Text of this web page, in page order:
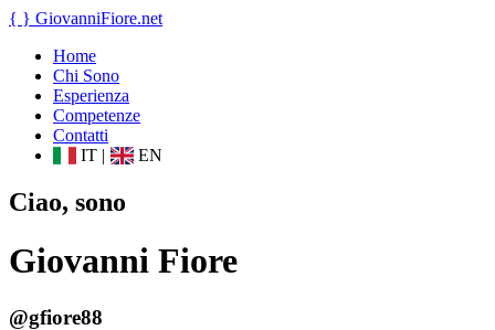
{ } GiovanniFiore.net
Home
Chi Sono
Esperienza
Competenze
Contatti
IT | EN
Ciao, sono
Giovanni Fiore
@gfiore88